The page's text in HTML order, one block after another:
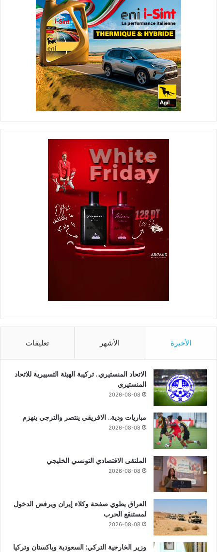
الأخيرة الأشهر تعليقات
الاتحاد المنستيري.. تركيبة الهيئة التسييرية للاتحاد
المنستيري
2026-08-08
مباريات ودية.. الافريقي ينتصر والترجي ينهزم
2026-08-08
الملتقى الاقتصادي التونسي الخليجي
2026-08-08
العراق يطوي صفحة وكلاء إيران ويرفض الدخول
لمستنقع الحرب
2026-08-08
وزير الخارجية التركي: السعودية وباكستان وتركيا